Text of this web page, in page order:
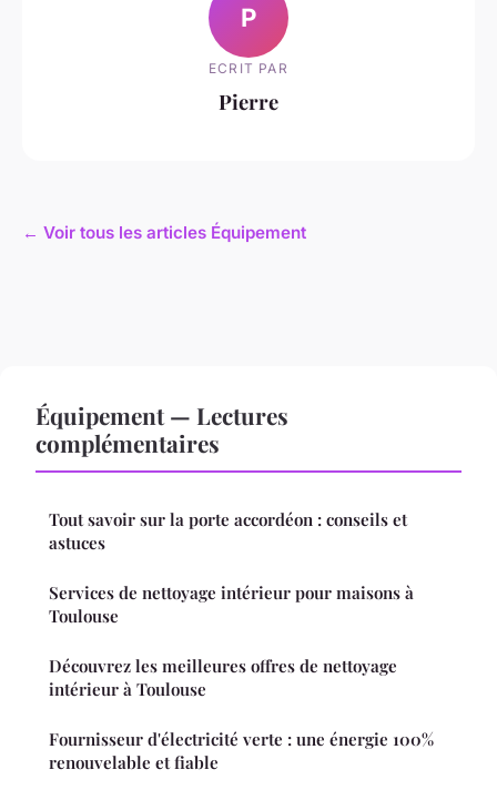
P
ECRIT PAR
Pierre
← Voir tous les articles Équipement
Équipement — Lectures
complémentaires
Tout savoir sur la porte accordéon : conseils et
astuces
Services de nettoyage intérieur pour maisons à
Toulouse
Découvrez les meilleures offres de nettoyage
intérieur à Toulouse
Fournisseur d'électricité verte : une énergie 100%
renouvelable et fiable